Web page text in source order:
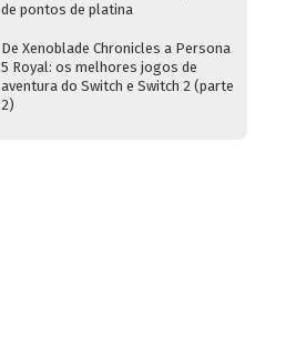
de pontos de platina
De Xenoblade Chronicles a Persona
5 Royal: os melhores jogos de
aventura do Switch e Switch 2 (parte
2)